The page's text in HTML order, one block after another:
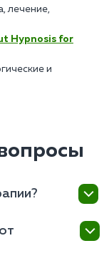
лечение,
Hypnosis for
и
подсознание